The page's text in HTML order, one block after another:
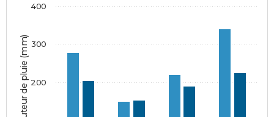
Hauteur de pluie (mm) 200
300
400